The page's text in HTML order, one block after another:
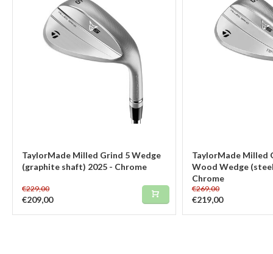
TaylorMade Milled Grind 5 Wedge
(graphite shaft) 2025 - Chrome
€229,00
€209,00
TaylorMade Milled
Wood Wedge
Chrome
€269,00
€219,00